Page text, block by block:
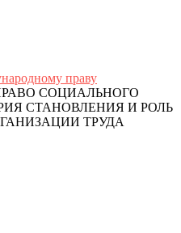
праву
СОЦИАЛЬНОГО
СТАНОВЛЕНИЯ И РОЛЬ
ТРУДА